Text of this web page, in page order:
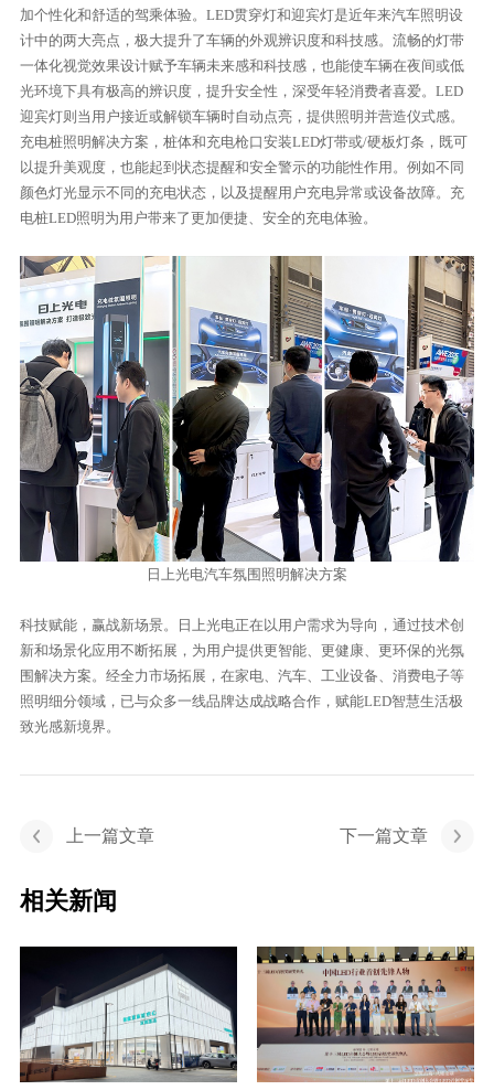
加个性化和舒适的驾乘体验。LED贯穿灯和迎宾灯是近年来汽车照明设
计中的两大亮点，极大提升了车辆的外观辨识度和科技感。流畅的灯带
一体化视觉效果设计赋予车辆未来感和科技感，也能使车辆在夜间或低
光环境下具有极高的辨识度，提升安全性，深受年轻消费者喜爱。LED
迎宾灯则当用户接近或解锁车辆时自动点亮，提供照明并营造仪式感。
充电桩照明解决方案，桩体和充电枪口安装LED灯带或/硬板灯条，既可
以提升美观度，也能起到状态提醒和安全警示的功能性作用。例如不同
颜色灯光显示不同的充电状态，以及提醒用户充电异常或设备故障。充
电桩LED照明为用户带来了更加便捷、安全的充电体验。
日上光电汽车氛围照明解决方案
科技赋能，赢战新场景。日上光电正在以用户需求为导向，通过技术创
新和场景化应用不断拓展，为用户提供更智能、更健康、更环保的光氛
围解决方案。经全力市场拓展，在家电、汽车、工业设备、消费电子等
照明细分领域，已与众多一线品牌达成战略合作，赋能LED智慧生活极
致光感新境界。
上一篇文章 下一篇文章
相关新闻